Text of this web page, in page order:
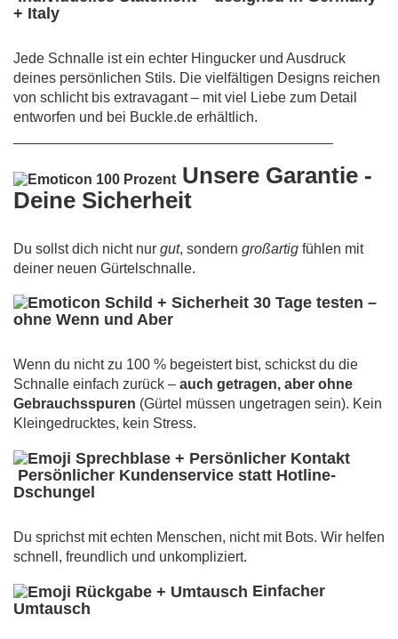
+ Italy
Jede Schnalle ist ein echter Hingucker und Ausdruck
deines persönlichen Stils. Die vielfältigen Designs reichen
von schlicht bis extravagant – mit viel Liebe zum Detail
entworfen und bei Buckle.de erhältlich.
Unsere Garantie -
Deine Sicherheit
Du sollst dich nicht nur gut, sondern großartig fühlen mit
deiner neuen Gürtelschnalle.
30 Tage testen –
ohne Wenn und Aber
Wenn du nicht zu 100 % begeistert bist, schickst du die
Schnalle einfach zurück – auch getragen, aber ohne
Gebrauchsspuren (Gürtel müssen ungetragen sein). Kein
Kleingedrucktes, kein Stress.
Persönlicher Kundenservice statt Hotline-
Dschungel
Du sprichst mit echten Menschen, nicht mit Bots. Wir helfen
schnell, freundlich und unkompliziert.
Einfacher
Umtausch